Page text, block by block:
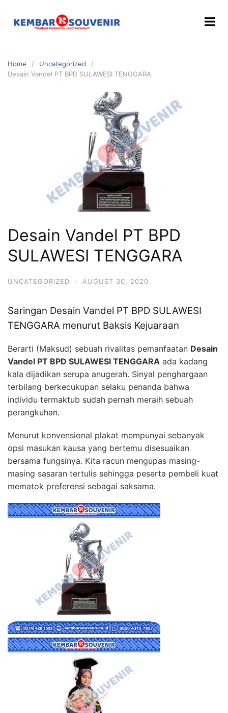
Home
Uncategorized
Desain Vandel PT BPD SULAWESI TENGGARA
Desain Vandel PT BPD
SULAWESI TENGGARA
UNCATEGORIZED · AUGUST 30, 2020
Saringan Desain Vandel PT BPD SULAWESI
TENGGARA menurut Baksis Kejuaraan
Berarti (Maksud) sebuah rivalitas pemanfaatan Desain
Vandel PT BPD SULAWESI TENGGARA ada kadang
kala dijadikan serupa anugerah. Sinyal penghargaan
terbilang berkecukupan selaku penanda bahwa
individu termaktub sudah pernah meraih sebuah
perangkuhan.
Menurut konvensional plakat mempunyai sebanyak
opsi masukan kausa yang bertemu disesuaikan
bersama fungsinya. Kita racun mengupas masing-
masing sasaran tertulis sehingga peserta pembeli kuat
mematok preferensi sebagai saksama.